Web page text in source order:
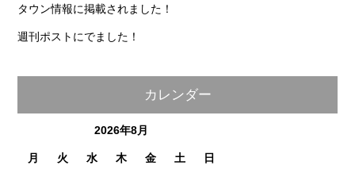
タウン情報に掲載されました！
週刊ポストにでました！
カレンダー
2026年8月
月 火 水 木 金 土
日